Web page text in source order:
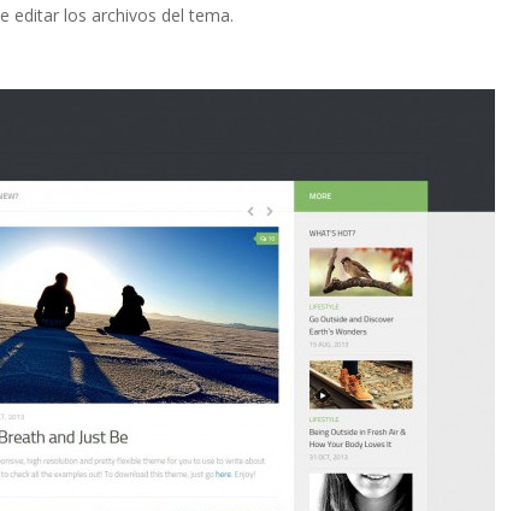
editar los archivos del tema.